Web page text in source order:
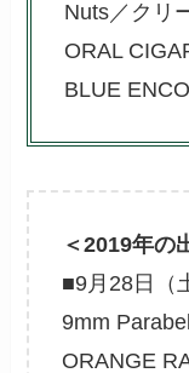
Nuts／クリ
ORAL
BLUE
＜2019年の
■9月28日（
9mm
ORANGE